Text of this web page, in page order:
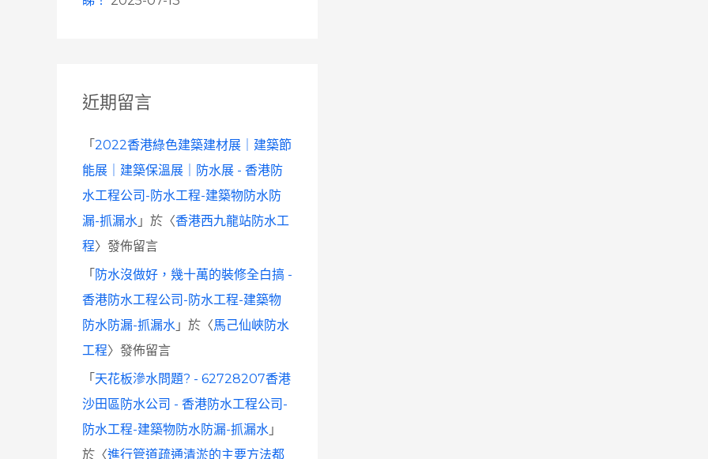
近期留言
「 2022香港綠色建築建材展｜建築節
能展｜建築保溫展｜防水展 - 香港防
水工程公司-防水工程-建築物防水防
漏-抓漏水 」於〈香港西九龍站防水工
程〉發佈留言
「 防水沒做好，幾十萬的裝修全白搞 -
香港防水工程公司-防水工程-建築物
防水防漏-抓漏水 」於〈馬己仙峽防水
工程〉發佈留言
「 天花板滲水問題? - 62728207香港
沙田區防水公司 - 香港防水工程公司-
防水工程-建築物防水防漏-抓漏水 」
於〈進行管道疏通清淤的主要方法都